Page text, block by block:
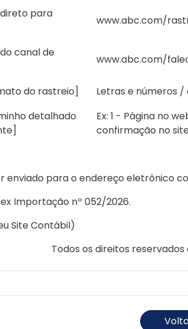
para
www.abc.com/
canal de
www.abc.com/
do rastreio]
Letras e números
detalhado
Ex: 1 - Página no
confirmação no
enviado para o endereço eletrônico
Importação nº 052/2026.
Site Contábil)
Todos os direitos